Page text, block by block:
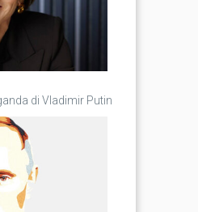
di Vladimir Putin